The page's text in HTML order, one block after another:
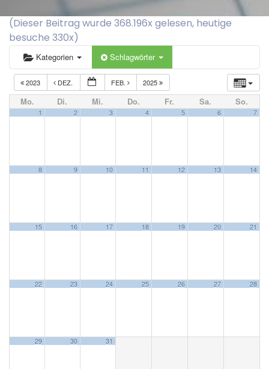
(Dieser Beitrag wurde 368.196x gelesen, heutige
besuche 330x)
Kategorien Schlagwörter
2023 DEZ. FEB. 2025
Mo. Di. Mi. Do. Fr. Sa. So.
1 2 3 4 5 6 7
8 9 10 11 12 13 14
15 16 17 18 19 20 21
22 23 24 25 26 27 28
29 30 31